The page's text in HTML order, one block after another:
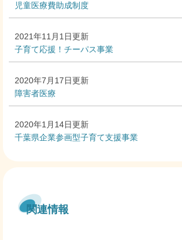
児童医療費助成制度
2021年11月1日更新
子育て応援！チーパス事業
2020年7月17日更新
障害者医療
2020年1月14日更新
千葉県企業参画型子育て支援事業
関連情報